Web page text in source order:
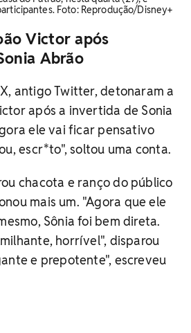
Foto: Reprodução/Disney+
Victor após
Abrão
antigo Twitter, detonaram a
após a invertida de Sonia
ele vai ficar pensativo
escr*to", soltou uma conta.
chacota e ranço do público
mais um. "Agora que ele
Sônia foi bem direta.
horrível", disparou
e prepotente", escreveu